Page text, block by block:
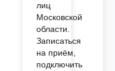
лиц
Московской
области.
Записаться
на приём,
подключить